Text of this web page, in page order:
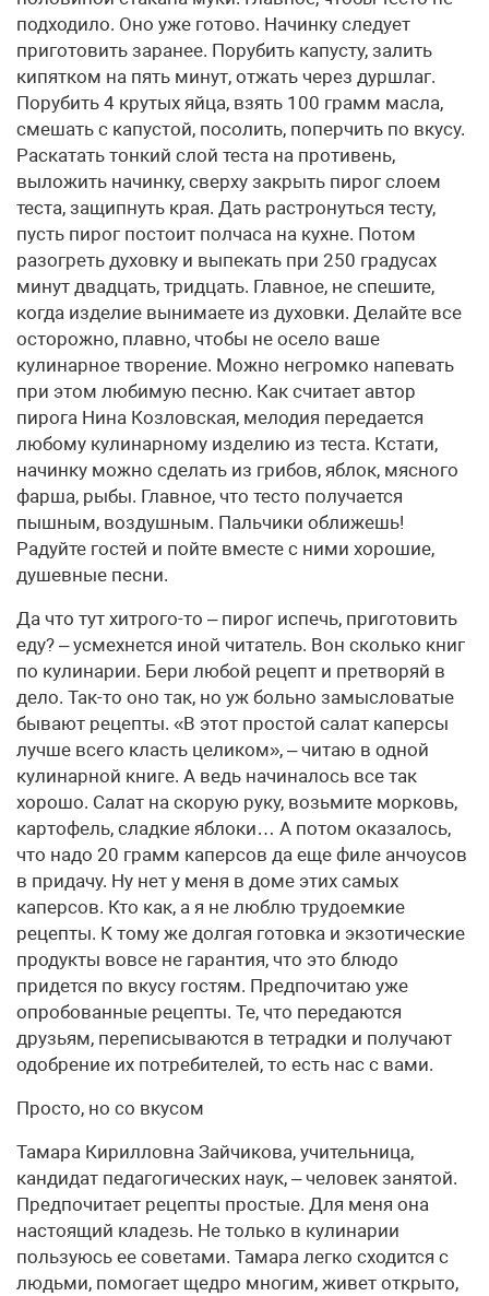
подходило. Оно уже готово. Начинку следует
приготовить заранее. Порубить капусту, залить
кипятком на пять минут, отжать через дуршлаг.
Порубить 4 крутых яйца, взять 100 грамм масла,
смешать с капустой, посолить, поперчить по вкусу.
Раскатать тонкий слой теста на противень,
выложить начинку, сверху закрыть пирог слоем
теста, защипнуть края. Дать растронуться тесту,
пусть пирог постоит полчаса на кухне. Потом
разогреть духовку и выпекать при 250 градусах
минут двадцать, тридцать. Главное, не спешите,
когда изделие вынимаете из духовки. Делайте все
осторожно, плавно, чтобы не осело ваше
кулинарное творение. Можно негромко напевать
при этом любимую песню. Как считает автор
пирога Нина Козловская, мелодия передается
любому кулинарному изделию из теста. Кстати,
начинку можно сделать из грибов, яблок, мясного
фарша, рыбы. Главное, что тесто получается
пышным, воздушным. Пальчики оближешь!
Радуйте гостей и пойте вместе с ними хорошие,
душевные песни.
Да что тут хитрого-то – пирог испечь, приготовить
еду? – усмехнется иной читатель. Вон сколько книг
по кулинарии. Бери любой рецепт и претворяй в
дело. Так-то оно так, но уж больно замысловатые
бывают рецепты. «В этот простой салат каперсы
лучше всего класть целиком», – читаю в одной
кулинарной книге. А ведь начиналось все так
хорошо. Салат на скорую руку, возьмите морковь,
картофель, сладкие яблоки… А потом оказалось,
что надо 20 грамм каперсов да еще филе анчоусов
в придачу. Ну нет у меня в доме этих самых
каперсов. Кто как, а я не люблю трудоемкие
рецепты. К тому же долгая готовка и экзотические
продукты вовсе не гарантия, что это блюдо
придется по вкусу гостям. Предпочитаю уже
опробованные рецепты. Те, что передаются
друзьям, переписываются в тетрадки и получают
одобрение их потребителей, то есть нас с вами.
Просто, но со вкусом
Тамара Кирилловна Зайчикова, учительница,
кандидат педагогических наук, – человек занятой.
Предпочитает рецепты простые. Для меня она
настоящий кладезь. Не только в кулинарии
пользуюсь ее советами. Тамара легко сходится с
людьми, помогает щедро многим, живет открыто,